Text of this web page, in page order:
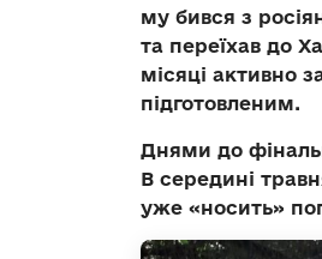
му бився з
та переїхав до
місяці активно
підготовленим.
Днями до
В середині
уже «носить»